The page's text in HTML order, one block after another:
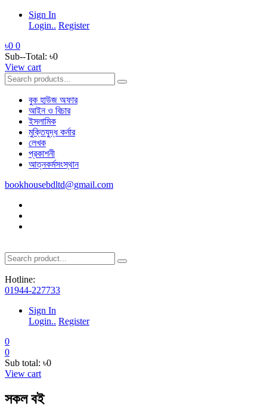
Sign In
Login.. Register
৳0 0
Sub--Total: ৳0
View cart
বুক হাউজ অফার
আইন ও বিচার
ইসলামিক
মুক্তিযুদ্ধ কর্নার
লেখক
প্রকাশনী
আত্নকর্মসংস্থান
bookhousebdltd@gmail.com
Hotline:
01944-227733
Sign In
Login.. Register
0
0
Sub total: ৳0
View cart
সকল বই